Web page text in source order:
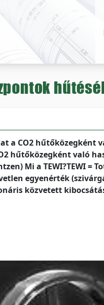
a CO2 hűtőközegként
hűtőközegként való
Mi a TEWI?TEWI =
egyenérték
közvetett